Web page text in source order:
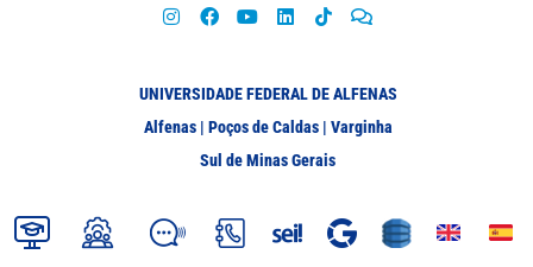
UNIVERSIDADE FEDERAL DE ALFENAS
Alfenas | Poços de Caldas | Varginha
Sul de Minas Gerais